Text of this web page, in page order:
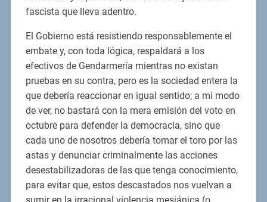
fascista que lleva adentro.
El Gobierno está resistiendo responsablemente el
embate y, con toda lógica, respaldará a los
efectivos de Gendarmería mientras no existan
pruebas en su contra, pero es la sociedad entera la
que debería reaccionar en igual sentido; a mi modo
de ver, no bastará con la mera emisión del voto en
octubre para defender la democracia, sino que
cada uno de nosotros debería tomar el toro por las
astas y denunciar criminalmente las acciones
desestabilizadoras de las que tenga conocimiento,
para evitar que, estos descastados nos vuelvan a